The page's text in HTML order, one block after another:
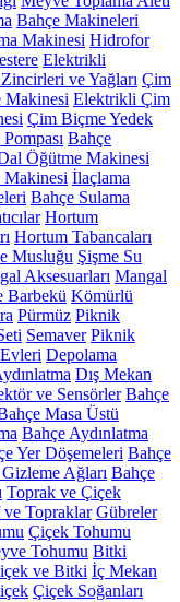
Bahçe Makineleri
Makinesi Hidrofor
Elektrikli
ve Yağları Çim
Elektrikli Çim
Çim Biçme Yedek
Bahçe
Öğütme Makinesi
İlaçlama
Bahçe Sulama
Hortum
Hortum Tabancaları
Musluğu Şişme Su
Aksesuarları Mangal
Barbekü Kömürlü
Pürmüz Piknik
Semaver Piknik
Depolama
Dış Mekan
ve Sensörler Bahçe
Masa Üstü
Bahçe Aydınlatma
Yer Döşemeleri Bahçe
Ağları Bahçe
Toprak ve Çiçek
Topraklar Gübreler
Çiçek Tohumu
Tohumu Bitki
ve Bitki İç Mekan
Çiçek Soğanları